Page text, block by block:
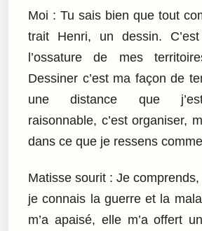
Moi : Tu sais bien que tout
trait Henri, un dessin.
l’ossature de mes
Dessiner c’est ma façon de
une distance que
raisonnable, c’est organiser,
dans ce que je ressens
Matisse sourit : Je
je connais la guerre et la
m’a apaisé, elle m’a offert